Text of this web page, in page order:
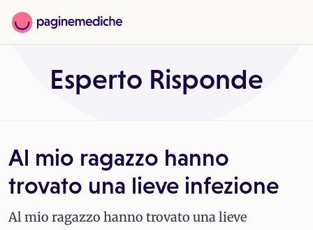
Esperto Risponde
Al mio ragazzo hanno
trovato una lieve infezione
Al mio ragazzo hanno trovato una lieve